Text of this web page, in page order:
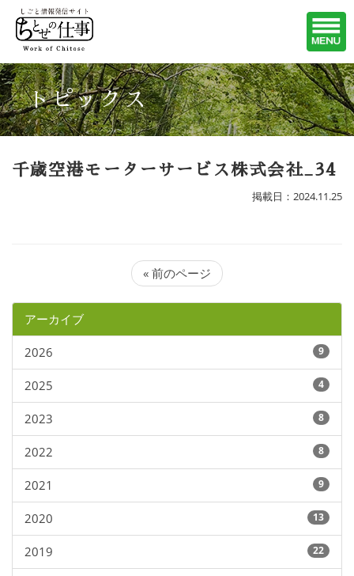
トピックス
千歳空港モーターサービス株式会社_34
掲載日：2024.11.25
« 前のページ
アーカイブ
2026 9
2025 4
2023 8
2022 8
2021 9
2020 13
2019 22